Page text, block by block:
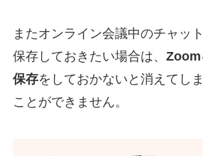
またオンライン会議中のチャッ
保存しておきたい場合は、 Zoom
保存をしておかないと消えてし
ことができません。